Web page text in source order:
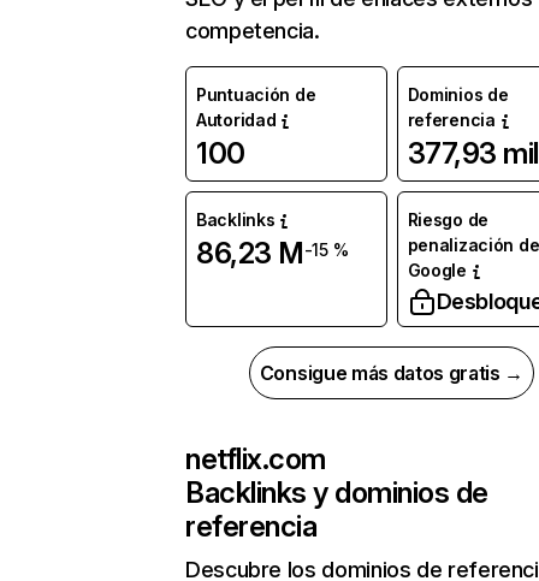
competencia.
Puntuación de
Autoridad
100
Dominios de
referencia
377,93 mil
Backlinks
86,23 M-15 %
Riesgo de
penalización de
Google
Consigue más datos gratis →
netflix.com
Backlinks y dominios de
referencia
Descubre los dominios de